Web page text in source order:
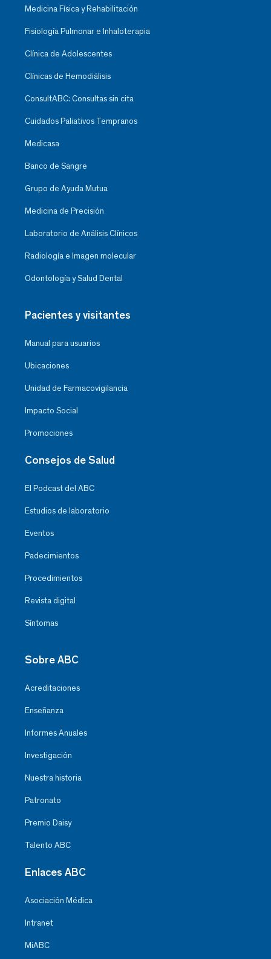
Medicina Física y Rehabilitación
Fisiología Pulmonar e Inhaloterapia
Clínica de Adolescentes
Clínicas de Hemodiálisis
ConsultABC: Consultas sin cita
Cuidados Paliativos Tempranos
Medicasa
Banco de Sangre
Grupo de Ayuda Mutua
Medicina de Precisión
Laboratorio de Análisis Clínicos
Radiología e Imagen molecular
Odontología y Salud Dental
Pacientes y visitantes
Manual para usuarios
Ubicaciones
Unidad de Farmacovigilancia
Impacto Social
Promociones
Consejos de Salud
El Podcast del ABC
Estudios de laboratorio
Eventos
Padecimientos
Procedimientos
Revista digital
Síntomas
Sobre ABC
Acreditaciones
Enseñanza
Informes Anuales
Investigación
Nuestra historia
Patronato
Premio Daisy
Talento ABC
Enlaces ABC
Asociación Médica
Intranet
MiABC